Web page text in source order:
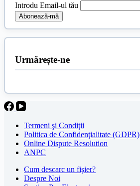
Introdu Email-ul tău
Urmărește-ne
Termeni şi Condiţii
Politica de Confidenţialitate (GDPR)
Online Dispute Resolution
ANPC
Cum descarc un fişier?
Despre Noi